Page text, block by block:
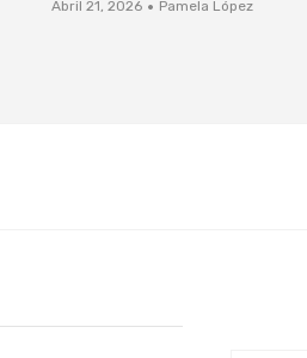
Abril 21, 2026 · Pamela López